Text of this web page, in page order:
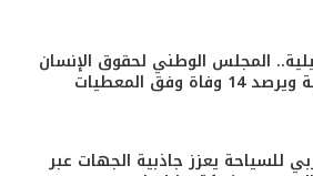
المجلس الوطني لحقوق الإنسان
يكشف خلاصاته الأولية ويرصد 14 وفاة وفق المعطيات
للسياحة يعزز جاذبية الجهات عبر